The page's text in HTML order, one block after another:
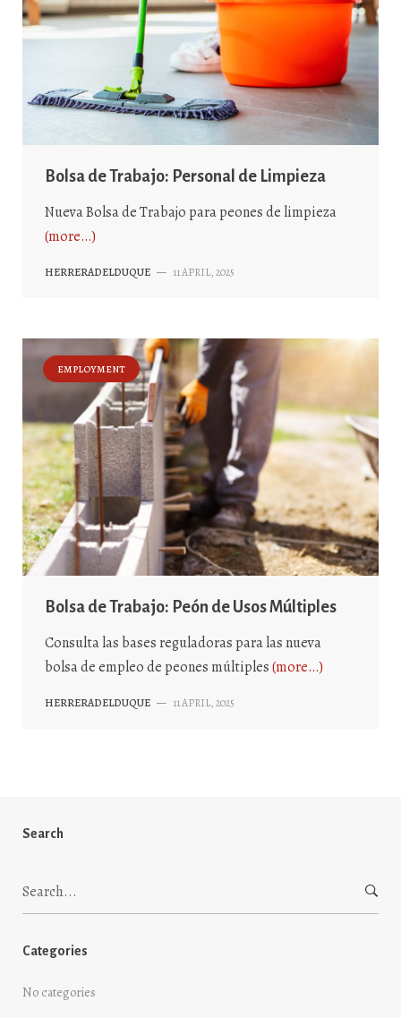
Bolsa de Trabajo: Personal de Limpieza
Nueva Bolsa de Trabajo para peones de limpieza
(more…)
HERRERADELDUQUE — 11 APRIL, 2025
EMPLOYMENT
Bolsa de Trabajo: Peón de Usos Múltiples
Consulta las bases reguladoras para las nueva
bolsa de empleo de peones múltiples(more…)
HERRERADELDUQUE — 11 APRIL, 2025
Search
for:
Categories
No categories